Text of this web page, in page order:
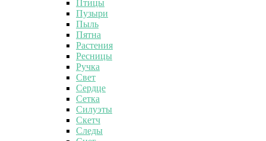
Птицы
Пузыри
Пыль
Пятна
Растения
Ресницы
Ручка
Свет
Сердце
Сетка
Силуэты
Скетч
Следы